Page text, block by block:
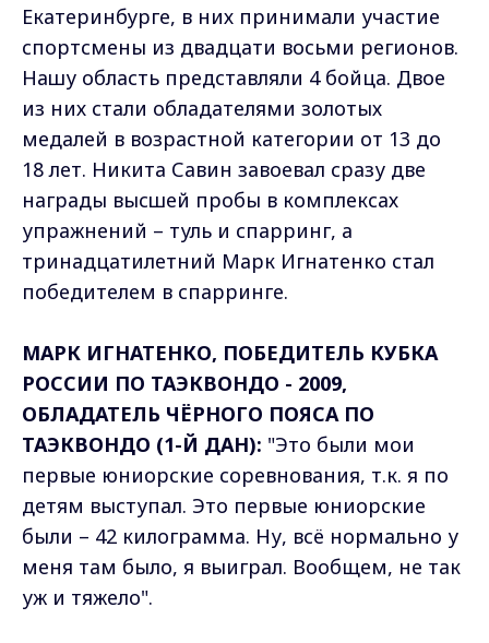
Екатеринбурге, в них принимали участие
спортсмены из двадцати восьми регионов.
Нашу область представляли 4 бойца. Двое
из них стали обладателями золотых
медалей в возрастной категории от 13 до
18 лет. Никита Савин завоевал сразу две
награды высшей пробы в комплексах
упражнений – туль и спарринг, а
тринадцатилетний Марк Игнатенко стал
победителем в спарринге.
МАРК ИГНАТЕНКО, ПОБЕДИТЕЛЬ КУБКА
РОССИИ ПО ТАЭКВОНДО - 2009,
ОБЛАДАТЕЛЬ ЧЁРНОГО ПОЯСА ПО
ТАЭКВОНДО (1-Й ДАН): "Это были мои
первые юниорские соревнования, т.к. я по
детям выступал. Это первые юниорские
были – 42 килограмма. Ну, всё нормально у
меня там было, я выиграл. Вообщем, не так
уж и тяжело".